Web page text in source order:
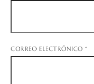
CORREO ELECTRÓNICO*